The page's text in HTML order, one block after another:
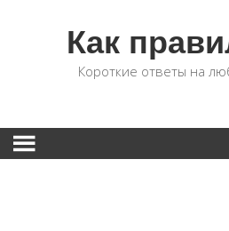
Как
Короткие ответы на